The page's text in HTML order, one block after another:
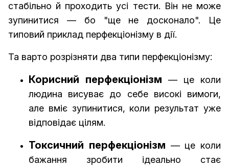
стабільно й проходить усі тести. Він не може
зупинитися — бо "ще не досконало". Це
типовий приклад перфекціонізму в дії.
Та варто розрізняти два типи перфекціонізму:
Корисний перфекціонізм — це коли
людина висуває до себе високі вимоги,
але вміє зупинитися, коли результат уже
відповідає цілям.
Токсичний перфекціонізм — це коли
бажання зробити ідеально стає